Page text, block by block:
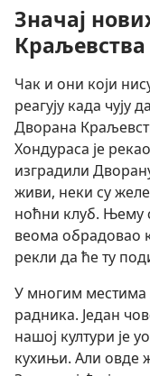
Значај
Краљевства
Чак и они који
реагују када чују
Дворана
Хондураса је
изградили
живи, неки су
ноћни клуб. Њему
веома обрадовао
рекли да ће ту
У многим
радника. Један
нашој култури је
кухињи. Али овде